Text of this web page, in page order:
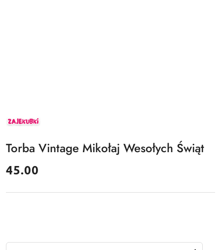
ZAJEKUBKI
Torba Vintage Mikołaj Wesołych Świąt
cena:
45.00